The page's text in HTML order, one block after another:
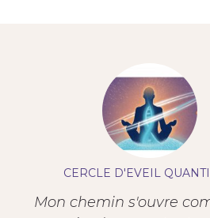
QUANTIQUE
s'ouvre comme par